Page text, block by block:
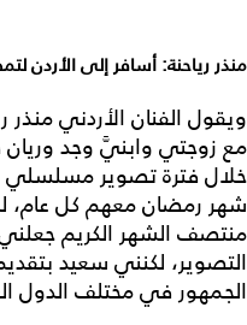
منذر رياحنة: أسافر إلى الأردن
ويقول الفنان الأردني منذر
مع زوجتي وابنيَّ وجد وريان
خلال فترة تصوير
شهر رمضان معهم كل عام،
منتصف الشهر الكريم
التصوير، لكنني سعيد
الجمهور في مختلف الدول